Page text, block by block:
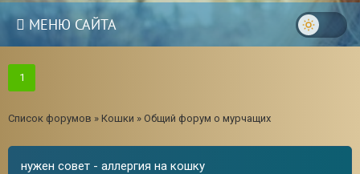
МЕНЮ САЙТА
1
Список форумов » Кошки » Общий форум о мурчащих
нужен совет - аллергия на кошку